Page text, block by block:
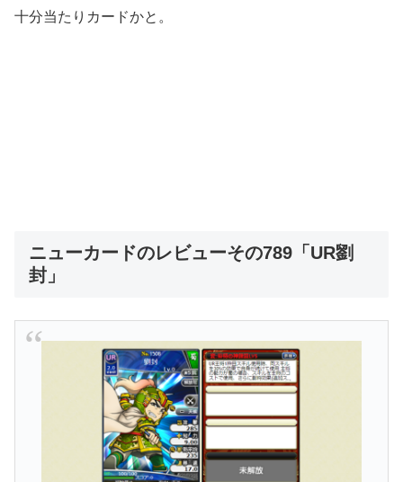
十分当たりカードかと。
ニューカードのレビューその789「UR劉
封」